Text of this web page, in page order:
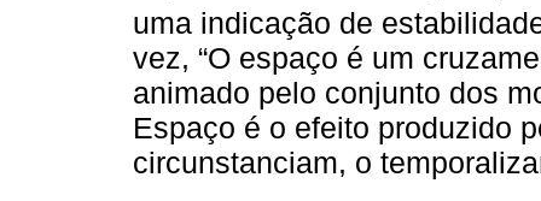
uma indicação de
vez, “O espaço é um
animado pelo conjunto dos
Espaço é o efeito produzido
circunstanciam, o